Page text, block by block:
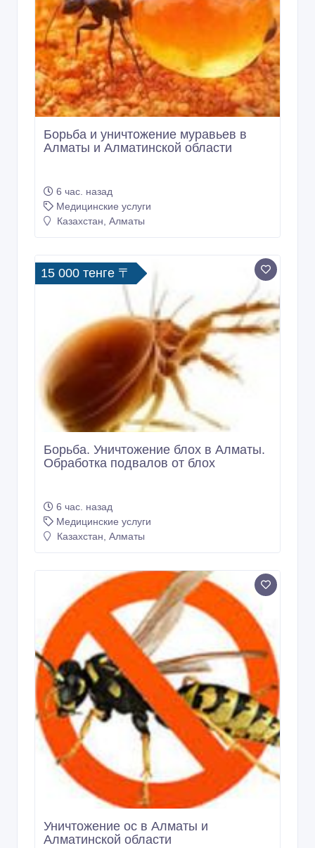
Борьба и уничтожение муравьев в
Алматы и Алматинской области
6 час. назад
Медицинские услуги
Казахстан, Алматы
15 000 тенге 〒
Борьба. Уничтожение блох в Алматы.
Обработка подвалов от блох
6 час. назад
Медицинские услуги
Казахстан, Алматы
Уничтожение ос в Алматы и
Алматинской области